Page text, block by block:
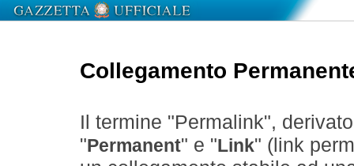
Collegamento
Il termine "Permalink",
" Permanent" e " Link" (link